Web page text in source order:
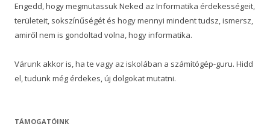
Engedd, hogy megmutassuk Neked az Informatika érdekességeit,
területeit, sokszínűségét és hogy mennyi mindent tudsz, ismersz,
amiről nem is gondoltad volna, hogy informatika.
Várunk akkor is, ha te vagy az iskolában a számítógép-guru. Hidd
el, tudunk még érdekes, új dolgokat mutatni.
TÁMOGATÓINK